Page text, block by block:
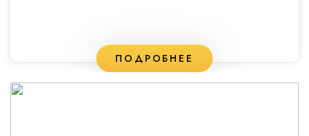
ПОДРОБНЕЕ